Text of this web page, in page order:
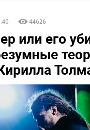
44626
или его